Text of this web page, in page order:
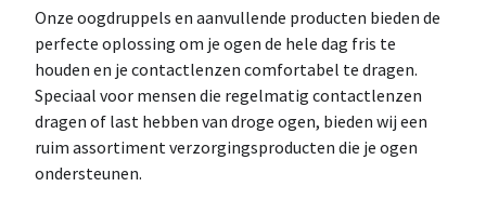
Onze oogdruppels en aanvullende producten bieden de
perfecte oplossing om je ogen de hele dag fris te
houden en je contactlenzen comfortabel te dragen.
Speciaal voor mensen die regelmatig contactlenzen
dragen of last hebben van droge ogen, bieden wij een
ruim assortiment verzorgingsproducten die je ogen
ondersteunen.